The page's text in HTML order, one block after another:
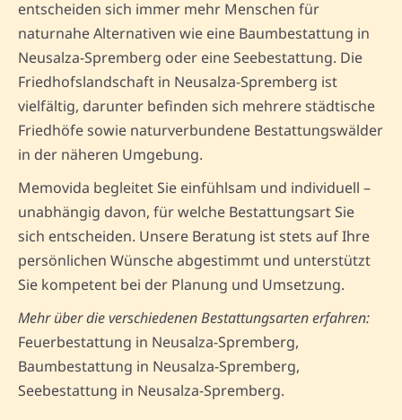
entscheiden sich immer mehr Menschen für
naturnahe Alternativen wie eine Baumbestattung in
Neusalza-Spremberg oder eine Seebestattung. Die
Friedhofslandschaft in Neusalza-Spremberg ist
vielfältig, darunter befinden sich mehrere städtische
Friedhöfe sowie naturverbundene Bestattungswälder
in der näheren Umgebung.
Memovida begleitet Sie einfühlsam und individuell –
unabhängig davon, für welche Bestattungsart Sie
sich entscheiden. Unsere Beratung ist stets auf Ihre
persönlichen Wünsche abgestimmt und unterstützt
Sie kompetent bei der Planung und Umsetzung.
Mehr über die verschiedenen Bestattungsarten erfahren:
Feuerbestattung in Neusalza-Spremberg,
Baumbestattung in Neusalza-Spremberg,
Seebestattung in Neusalza-Spremberg.